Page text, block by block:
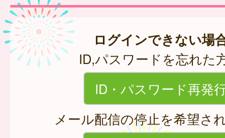
ログインできない場
ID,パスワードを忘れた
ID・パスワード再発
メール配信の停止を希望さ